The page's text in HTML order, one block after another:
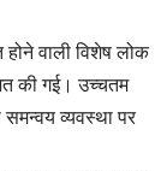
वाली विशेष लोक
की गई। उच्चतम
व्यवस्था पर